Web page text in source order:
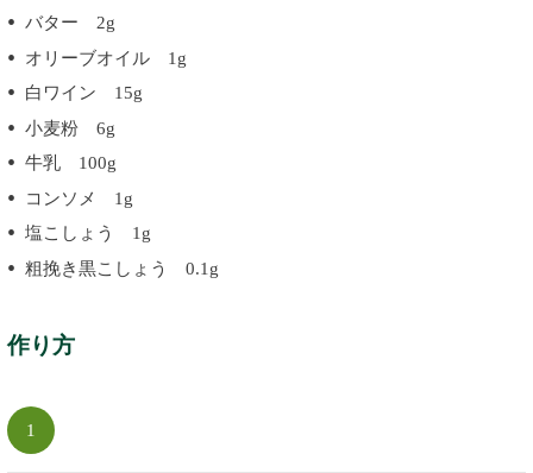
バター 2g
オリーブオイル 1g
白ワイン 15g
小麦粉 6g
牛乳 100g
コンソメ 1g
塩こしょう 1g
粗挽き黒こしょう 0.1g
作り方
1